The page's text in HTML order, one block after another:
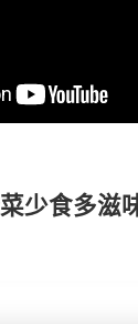
菜少食多滋